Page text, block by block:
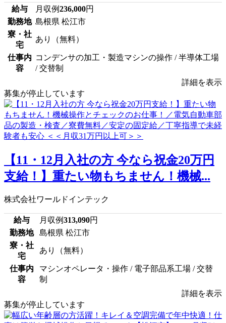
給与 月収例236,000円
勤務地 島根県 松江市
寮・社
宅
あり（無料）
仕事内
容
コンデンサの加工・製造マシンの操作 / 半導体工場
/ 交替制
詳細を表示
募集が停止しています
【11・12月入社の方 今なら祝金20万円
支給！】重たい物もちません！機械...
株式会社ワールドインテック
給与 月収例313,090円
勤務地
島根県 松江市
寮・社
宅
あり（無料）
仕事内
容
マシンオペレータ・操作 / 電子部品系工場 / 交替
制
詳細を表示
募集が停止しています